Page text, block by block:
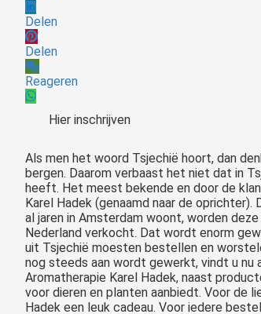
Delen
Delen
Reageren
Hier inschrijven
Als men het woord Tsjechië hoort, dan
bergen. Daarom verbaast het niet dat in
heeft. Het meest bekende en door de
Karel Hadek (genaamd naar de
al jaren in Amsterdam woont, worden
Nederland verkocht. Dat wordt enorm
uit Tsjechië moesten bestellen en
nog steeds aan wordt gewerkt, vindt u nu
Aromatherapie Karel Hadek, naast
voor dieren en planten aanbiedt. Voor de
Hadek een leuk cadeau. Voor iedere